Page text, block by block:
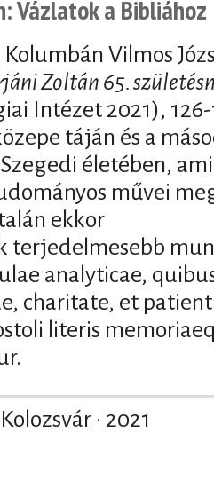
Vázlatok a Bibliához
Kolumbán Vilmos
Zoltán 65.
Intézet 2021), 126-
táján és a
életében,
művei
ekkor
terjedelmesebb
analyticae,
charitate, et
literis
· 2021